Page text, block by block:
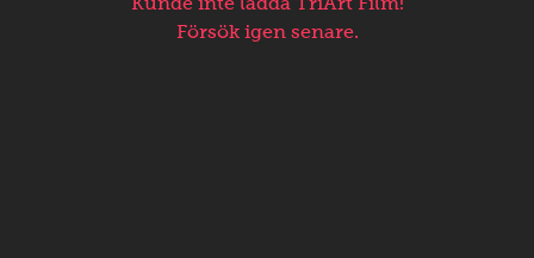
Försök igen senare.